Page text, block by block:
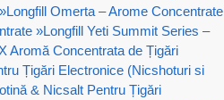
»Longfill Omerta – Arome Concentrate
»Longfill Yeti Summit Series –
Aromă Concentrata de Țigări
Țigări Electronice (Nicshoturi si
& Nicsalt Pentru Țigări